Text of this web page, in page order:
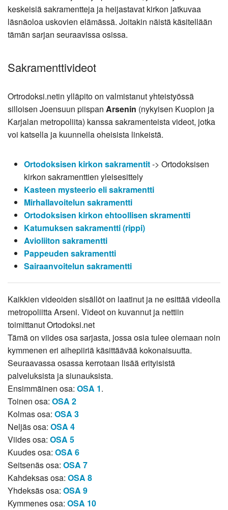
keskeisiä sakramentteja ja heijastavat kirkon jatkuvaa
läsnäoloa uskovien elämässä. Joitakin näistä käsitellään
tämän sarjan seuraavissa osissa.
Sakramenttivideot
Ortrodoksi.netin ylläpito on valmistanut yhteistyössä
silloisen Joensuun piispan Arsenin (nykyisen Kuopion ja
Karjalan metropoliita) kanssa sakramenteista videot, jotka
voi katsella ja kuunnella oheisista linkeistä.
Ortodoksisen kirkon sakramentit-> Ortodoksisen
kirkon sakramenttien yleisesittely
Kasteen mysteerio eli sakramentti
Mirhallavoitelun sakramentti
Ortodoksisen kirkon ehtoollisen skramentti
Katumuksen sakramentti (rippi)
Avioliiton sakramentti
Pappeuden sakramentti
Sairaanvoitelun sakramentti
Kaikkien videoiden sisällöt on laatinut ja ne esittää videolla
metropoliitta Arseni. Videot on kuvannut ja nettiin
toimittanut Ortodoksi.net
Tämä on viides osa sarjasta, jossa osia tulee olemaan noin
kymmenen eri aihepiiriä käsittäävää kokonaisuutta.
Seuraavassa osassa kerrotaan lisää erityisistä
palveluksista ja siunauksista.
Ensimmäinen osa: OSA 1.
Toinen osa: OSA 2
Kolmas osa: OSA 3
Neljäs osa: OSA 4
Viides osa: OSA 5
Kuudes osa: OSA 6
Seitsenäs osa: OSA 7
Kahdeksas osa: OSA 8
Yhdeksäs osa: OSA 9
Kymmenes osa: OSA 10